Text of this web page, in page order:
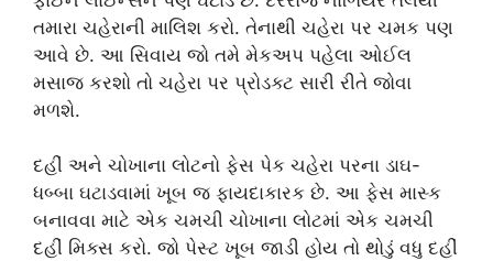
તમારા ચહેરાની માલિશ કરો. તેનાથી ચહેરા પર ચમક પણ
આવે છે. આ સિવાય જો તમે મેકઅપ પહેલા ઓઈલ
મસાજ કરશો તો ચહેરા પર પ્રોડક્ટ સારી રીતે જોવા
મળશે.
દહીં અને ચોખાના લોટનો ફેસ પેક ચહેરા પરના ડાઘ-
ધબ્બા ઘટાડવામાં ખૂબ જ ફાયદાકારક છે. આ ફેસ માસ્ક
બનાવવા માટે એક ચમચી ચોખાના લોટમાં એક ચમચી
દહીં મિક્સ કરો. જો પેસ્ટ ખૂબ જાડી હોય તો થોડું વધુ દહીં